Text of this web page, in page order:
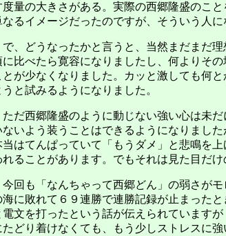
度量の大きさがある。実際の西郷隆盛のこ
なるイメージだったのですが、そういう人に
、どうなったかと言うと、当然まだまだ
に比べたら寛容になりましたし、何よりそ
とが少なくなりました。カッと激しても何
うと試みるようになりました。
だ西郷隆盛のように動じない強い心は未
ないよう装うことはできるようになりまし
当はてんぱっていて「もうダメ」と悲鳴を
れることがあります。でもそれは見た目だ
回も「なんちゃって西郷どん」の弱さが
海に敗れて６９連勝で連勝記録が止まった
電文を打ったという話が伝えられていますが
たどり着けなくても、もう少しストレスに